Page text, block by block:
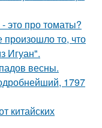
это про томаты?
то, что
Игуан".
весны.
1797
китайских